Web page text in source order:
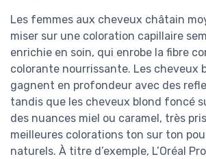
Les femmes aux cheveux châtain
miser sur une coloration capillaire
enrichie en soin, qui enrobe la fibre
colorante nourrissante. Les cheveux
gagnent en profondeur avec des
tandis que les cheveux blond foncé
des nuances miel ou caramel, très
meilleures colorations ton sur ton
naturels. À titre d’exemple, L’Oréal